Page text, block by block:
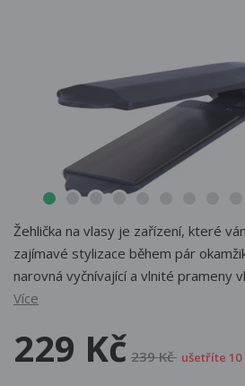
Žehlička na vlasy je zařízení, které
zajímavé stylizace během pár
narovná vyčnívající a vlnité prameny
Více
229 Kč 239 Kč ušetříte 10